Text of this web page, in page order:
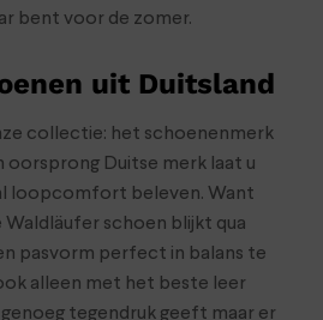
bent voor de zomer.
uit Duitsland
collectie: het schoenenmerk
oorsprong Duitse merk laat u
loopcomfort beleven. Want
Waldläufer schoen blijkt qua
pasvorm perfect in balans te
alleen met het beste leer
tegendruk geeft maar er